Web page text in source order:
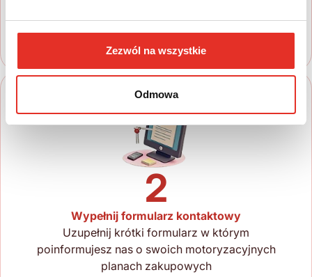
Zezwól na wszystkie
Odmowa
2
Wypełnij formularz kontaktowy
Uzupełnij krótki formularz w którym
poinformujesz nas o swoich motoryzacyjnych
planach zakupowych